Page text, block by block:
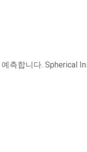
측합니다. Spherical